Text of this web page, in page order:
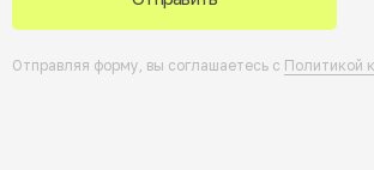
Отправляя форму, вы соглашаетесь с Политикой